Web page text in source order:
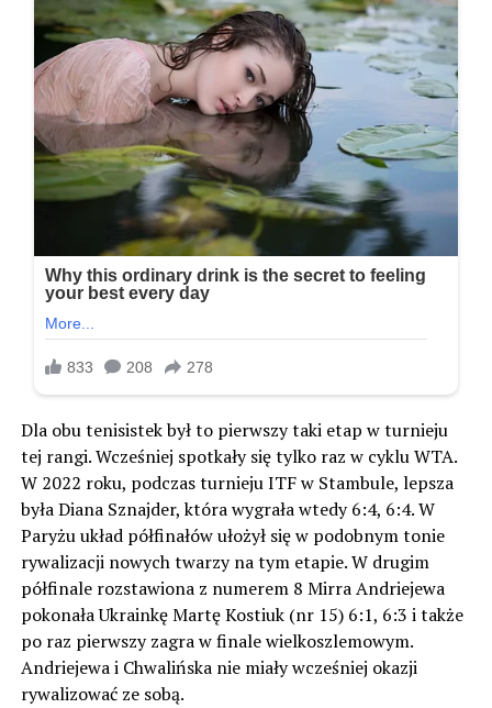
Dla obu tenisistek był to pierwszy taki etap w turnieju
tej rangi. Wcześniej spotkały się tylko raz w cyklu WTA.
W 2022 roku, podczas turnieju ITF w Stambule, lepsza
była Diana Sznajder, która wygrała wtedy 6:4, 6:4. W
Paryżu układ półfinałów ułożył się w podobnym tonie
rywalizacji nowych twarzy na tym etapie. W drugim
półfinale rozstawiona z numerem 8 Mirra Andriejewa
pokonała Ukrainkę Martę Kostiuk (nr 15) 6:1, 6:3 i także
po raz pierwszy zagra w finale wielkoszlemowym.
Andriejewa i Chwalińska nie miały wcześniej okazji
rywalizować ze sobą.